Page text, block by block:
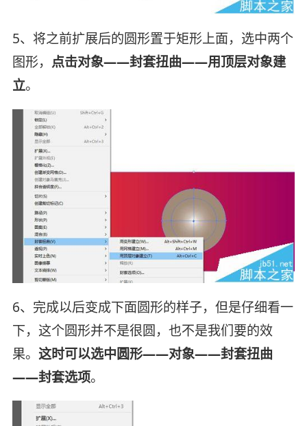
5、将之前扩展后的圆形置于矩形上面，选中两个
图形， 点击对象——封套扭曲——用顶层对象建
立。
6、完成以后变成下面圆形的样子，但是仔细看一
下，这个圆形并不是很圆，也不是我们要的效
果。 这时可以选中圆形——对象——封套扭曲
——封套选项。